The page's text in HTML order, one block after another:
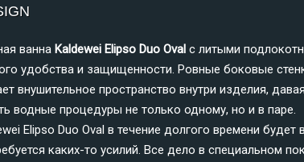
ванна Kaldewei Elipso Duo Oval с литыми
удобства и защищенности. Ровные боковые
внушительное пространство внутри изделия, давая
водные процедуры не только одному, но и в паре.
Elipso Duo Oval в течение долгого времени будет
каких-то усилий. Все дело в специальном